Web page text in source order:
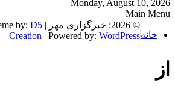
Monday, August 10, 2026
Main Menu
خانه
از
© 2026: خبرگزاری مهر | NewsPress Theme by:
D5
Creation | Powered by: WordPress